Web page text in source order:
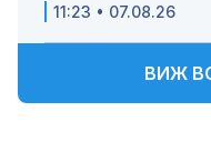
11:23 • 07.08.26
ВИЖ